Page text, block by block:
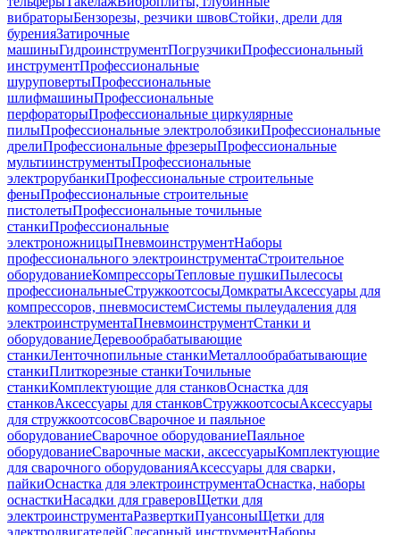
вибраторыБензорезы, резчики швовСтойки, дрели для
буренияЗатирочные
машиныГидроинструментПогрузчикиПрофессиональный
инструментПрофессиональные
шуруповертыПрофессиональные
шлифмашиныПрофессиональные
перфораторыПрофессиональные циркулярные
пилыПрофессиональные электролобзикиПрофессиональные
дрелиПрофессиональные фрезерыПрофессиональные
мультиинструментыПрофессиональные
электрорубанкиПрофессиональные строительные
феныПрофессиональные строительные
пистолетыПрофессиональные точильные
станкиПрофессиональные
электроножницыПневмоинструментНаборы
профессионального электроинструментаСтроительное
оборудованиеКомпрессорыТепловые пушкиПылесосы
профессиональныеСтружкоотсосыДомкратыАксессуары для
компрессоров, пневмосистемСистемы пылеудаления для
электроинструментаПневмоинструментСтанки и
оборудованиеДеревообрабатывающие
станкиЛенточнопильные станкиМеталлообрабатывающие
станкиПлиткорезные станкиТочильные
станкиКомплектующие для станковОснастка для
станковАксессуары для станковСтружкоотсосыАксессуары
для стружкоотсосовСварочное и паяльное
оборудованиеСварочное оборудованиеПаяльное
оборудованиеСварочные маски, аксессуарыКомплектующие
для сварочного оборудованияАксессуары для сварки,
пайкиОснастка для электроинструментаОснастка, наборы
оснасткиНасадки для граверовЩетки для
электроинструментаРазверткиПуансоныЩетки для
электродвигателейСлесарный инструментНаборы